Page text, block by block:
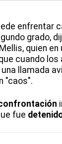
enfrentar
grado,
Mellis, quien
cuando los
llamada
"caos".
fue